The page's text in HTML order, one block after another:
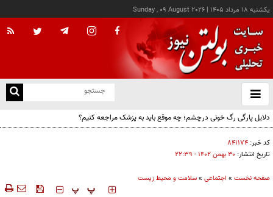
يکشنبه ۱۸ مرداد ۱۴۰۵ |
Sunday , 09 August 2026
باز
و
دلایل پارگی رگ خونی درچشم؛ چه موقع باید به پزشک مراجعه کنیم؟
کد خبر: ۸۴۱۱۷۴
تاریخ انتشار: ۳۰ بهمن ۱۴۰۲ - ۲۲:۳۹
صفحه نخست » اجتماعی »سلامت و محیط زیست
‍‍‍ پ پ